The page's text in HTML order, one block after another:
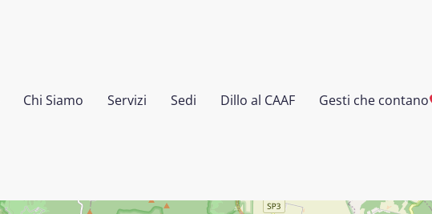
Chi Siamo Servizi Sedi Dillo al CAAF Gesti che contano